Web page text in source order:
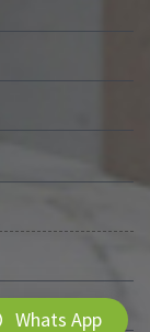
Whats App